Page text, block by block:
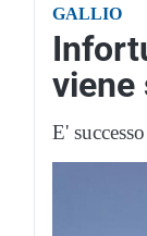
GALLIO
viene
E'